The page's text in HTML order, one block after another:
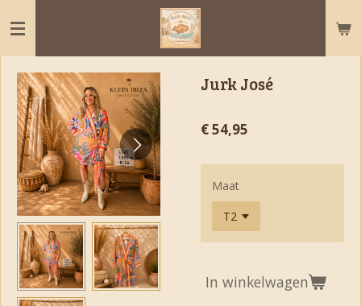
direct
naar
de
hoofdinhoud
Jurk José
€ 54,95
Maat
In winkelwagen